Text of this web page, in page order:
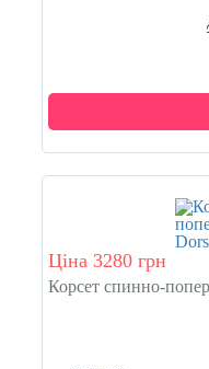
Ціна 3280 грн
Корсет спинно-